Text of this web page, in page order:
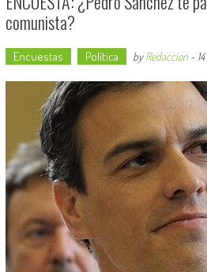
comunista?
Encuestas Política byRedaccion-